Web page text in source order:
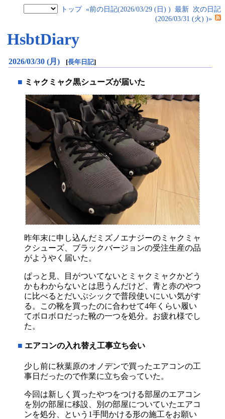
トップ «前の日記(2026/03/29 (日) ) 最新 次の日記
(2026/03/31 (火) )»
HsbtDiary
2026/03/30 (月) [長年日記]
■ ミャクミャク黒シューズが届いた
昨年末に申し込んだミズノエナジーのミャクミャ
クシューズ、ブラックバージョンの受注生産の品
がようやく届いた。
ぱっと見、目がついてないとミャクミャクかどう
かもわからないとは思うんだけど、青と赤のやつ
に比べるとだいぶシックで普段使いにいい気がす
る。この靴を買ったのに合わせて4年くらい履い
てボロボロだった靴の一つを処分。お疲れ様でし
た。
■ エアコンの入れ替え工事立ち会い
少し前に秋葉原のオノデンで買ったエアコンの工
事日だったので作業に立ち会っていた。
今回は新しく買ったやつをつける部屋のエアコン
を別の部屋に移設、別の部屋についていたエアコ
ンを処分、という1手間かける形の施工をお願い